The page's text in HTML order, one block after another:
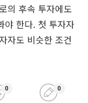
의 후속 투자에도
야 한다. 첫 투자자
자도 비슷한 조건
0 0